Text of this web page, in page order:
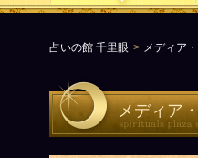
占いの館 千里眼 メディア
メディア